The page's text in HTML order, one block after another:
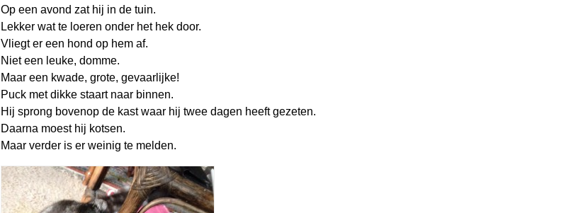
Op een avond zat hij in de tuin.
Lekker wat te loeren onder het hek door.
Vliegt er een hond op hem af.
Niet een leuke, domme.
Maar een kwade, grote, gevaarlijke!
Puck met dikke staart naar binnen.
Hij sprong bovenop de kast waar hij twee dagen heeft gezeten.
Daarna moest hij kotsen.
Maar verder is er weinig te melden.